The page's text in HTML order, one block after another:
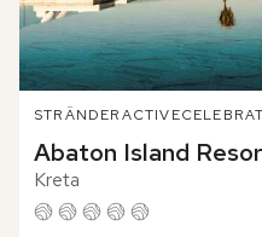
STRÄNDERACTIVE
Abaton Island
Kreta